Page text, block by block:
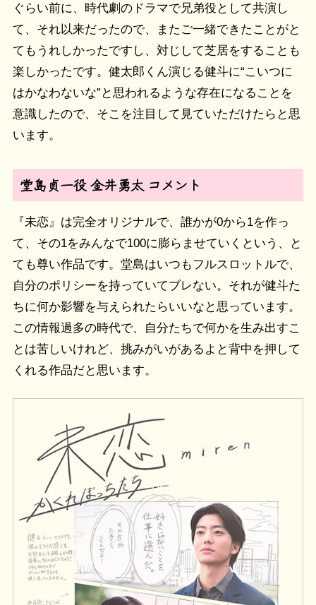
ぐらい前に、時代劇のドラマで兄弟役として共演し
て、それ以来だったので、またご一緒できたことがと
てもうれしかったですし、対じして芝居をすることも
楽しかったです。健太郎くん演じる健斗に“こいつに
はかなわないな”と思われるような存在になることを
意識したので、そこを注目して見ていただけたらと思
います。
堂島貞一役 金井勇太 コメント
『未恋』は完全オリジナルで、誰かが0から1を作っ
て、その1をみんなで100に膨らませていくという、と
ても尊い作品です。堂島はいつもフルスロットルで、
自分のポリシーを持っていてブレない。それが健斗た
ちに何か影響を与えられたらいいなと思っています。
この情報過多の時代で、自分たちで何かを生み出すこ
とは苦しいけれど、挑みがいがあるよと背中を押して
くれる作品だと思います。